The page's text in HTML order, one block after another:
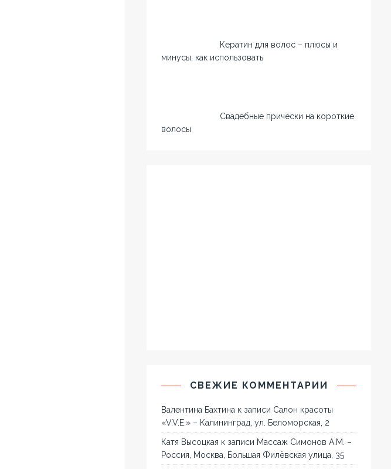
Кератин для волос – плюсы и
минусы, как использовать
Свадебные причёски на короткие
волосы
СВЕЖИЕ КОММЕНТАРИИ
Валентина Бахтина к записи Салон красоты
«V.V.E.» – Калининград, ул. Беломорская, 2
Катя Высоцкая к записи Массаж Симонов А.М. –
Россия, Москва, Большая Филёвская улица, 35